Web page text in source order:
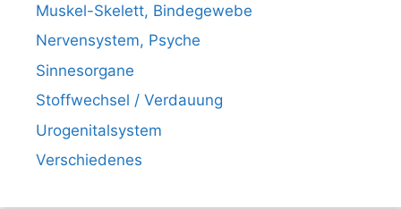
Muskel-Skelett, Bindegewebe
Nervensystem, Psyche
Sinnesorgane
Stoffwechsel / Verdauung
Urogenitalsystem
Verschiedenes